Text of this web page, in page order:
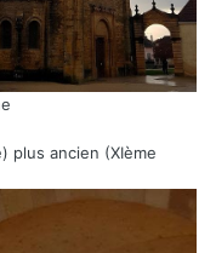
plus ancien (XIème